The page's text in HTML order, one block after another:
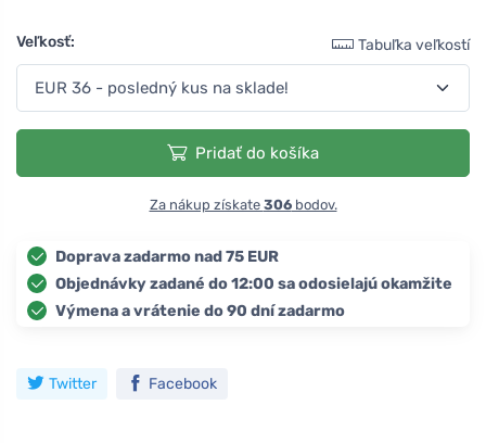
Veľkosť: Tabuľka veľkostí
Pridať do košíka
Za nákup získate 306bodov.
Doprava zadarmo nad 75 EUR
Objednávky zadané do 12:00 sa odosielajú okamžite
Výmena a vrátenie do 90 dní zadarmo
Twitter Facebook